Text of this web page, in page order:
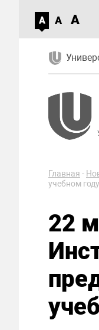
A A A
Главная -
учебном
22